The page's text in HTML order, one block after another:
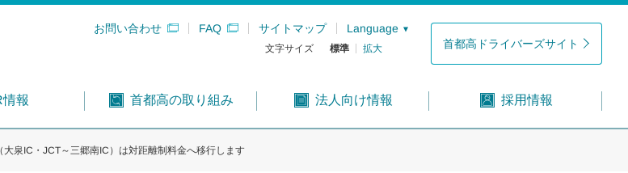
お問い合わせ FAQ サイトマップ Language
文字サイズ 標準 拡大 首都高ドライバーズサイト
情報 首都高の取り組み 法人向け情報 採用情報
泉IC・JCT～三郷南IC）は対距離制料金へ移行します